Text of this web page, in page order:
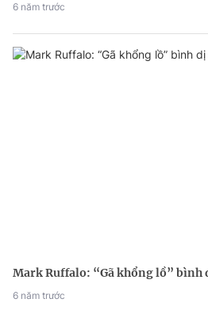
6 năm trước
Mark Ruffalo: “Gã khổng lồ” bình
6 năm trước